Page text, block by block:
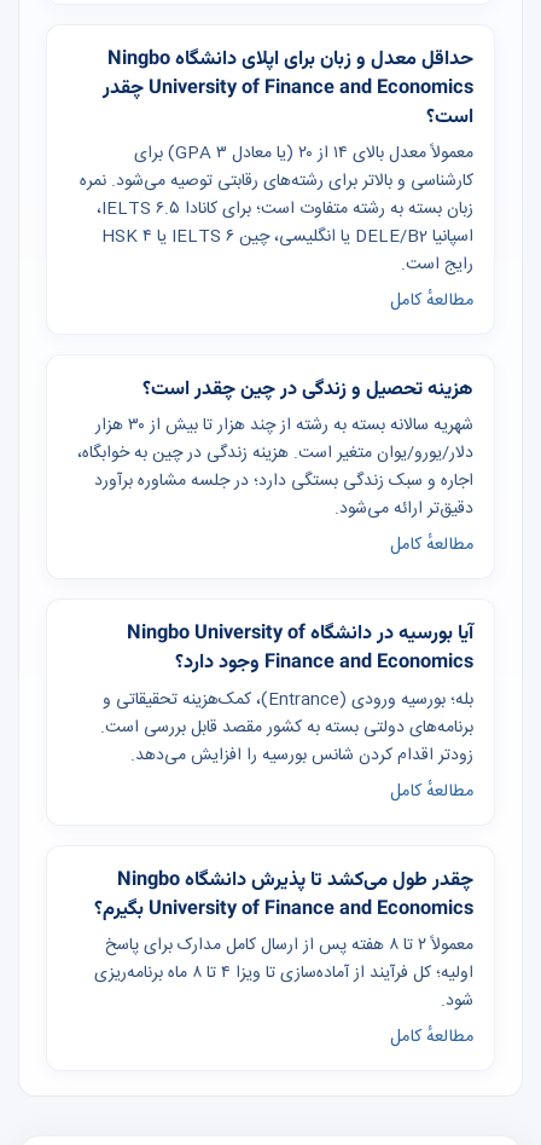
حداقل معدل و زبان برای اپلای دانشگاه Ningbo
University of Finance and Economics چقدر
است؟
معمولاً معدل بالای ۱۴ از ۲۰ (یا معادل GPA ۳) برای
کارشناسی و بالاتر برای رشته‌های رقابتی توصیه می‌شود. نمره
زبان بسته به رشته متفاوت است؛ برای کانادا IELTS ۶.۵،
اسپانیا DELE/B2 یا انگلیسی، چین IELTS ۶ یا HSK ۴
رایج است.
مطالعهٔ کامل
هزینه تحصیل و زندگی در چین چقدر است؟
شهریه سالانه بسته به رشته از چند هزار تا بیش از ۳۰ هزار
دلار/یورو/یوان متغیر است. هزینه زندگی در چین به خوابگاه،
اجاره و سبک زندگی بستگی دارد؛ در جلسه مشاوره برآورد
دقیق‌تر ارائه می‌شود.
مطالعهٔ کامل
آیا بورسیه در دانشگاه Ningbo University of
Finance and Economics وجود دارد؟
بله؛ بورسیه ورودی (Entrance)، کمک‌هزینه تحقیقاتی و
برنامه‌های دولتی بسته به کشور مقصد قابل بررسی است.
زودتر اقدام کردن شانس بورسیه را افزایش می‌دهد.
مطالعهٔ کامل
چقدر طول می‌کشد تا پذیرش دانشگاه Ningbo
University of Finance and Economics بگیرم؟
معمولاً ۲ تا ۸ هفته پس از ارسال کامل مدارک برای پاسخ
اولیه؛ کل فرآیند از آماده‌سازی تا ویزا ۴ تا ۸ ماه برنامه‌ریزی
شود.
مطالعهٔ کامل